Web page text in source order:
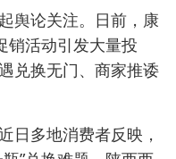
舆论关注。日前，康
销活动引发大量投
兑换无门、商家推诿
日多地消费者反映，